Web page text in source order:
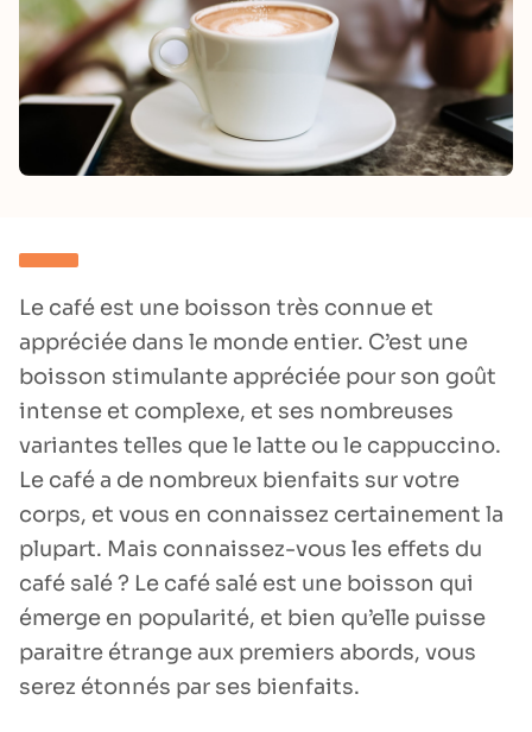
Le café est une boisson très connue et
appréciée dans le monde entier. C’est une
boisson stimulante appréciée pour son goût
intense et complexe, et ses nombreuses
variantes telles que le latte ou le cappuccino.
Le café a de nombreux bienfaits sur votre
corps, et vous en connaissez certainement la
plupart. Mais connaissez-vous les effets du
café salé ? Le café salé est une boisson qui
émerge en popularité, et bien qu’elle puisse
paraitre étrange aux premiers abords, vous
serez étonnés par ses bienfaits.